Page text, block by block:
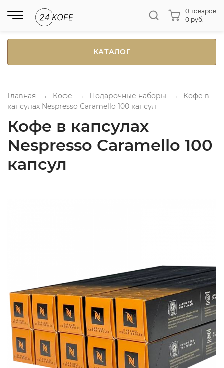
0 товаров
0 руб.
КАТАЛОГ
Главная → Кофе → Подарочные наборы →
Кофе в
капсулах Nespresso Caramello 100 капсул
Кофе в капсулах
Nespresso Caramello 100
капсул